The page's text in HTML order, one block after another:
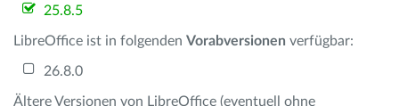
25.8.5
LibreOffice ist in folgenden Vorabversionen verfügbar:
26.8.0
Ältere Versionen von LibreOffice (eventuell ohne